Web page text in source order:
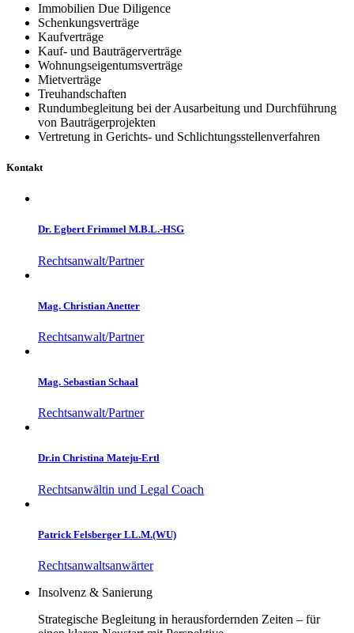
Immobilien Due Diligence
Schenkungsverträge
Kaufverträge
Kauf- und Bauträgerverträge
Wohnungseigentumsverträge
Mietverträge
Treuhandschaften
Rundumbegleitung bei der Ausarbeitung und Durchführung
von Bauträgerprojekten
Vertretung in Gerichts- und Schlichtungsstellenverfahren
Kontakt
Dr. Egbert Frimmel M.B.L.-HSG
Rechtsanwalt/Partner
Mag. Christian Anetter
Rechtsanwalt/Partner
Mag. Sebastian Schaal
Rechtsanwalt/Partner
Dr.in Christina Mateju-Ertl
Rechtsanwältin und Legal Coach
Patrick Felsberger LL.M.(WU)
Rechtsanwaltsanwärter
Insolvenz & Sanierung
Strategische Begleitung in herausfordernden Zeiten – für